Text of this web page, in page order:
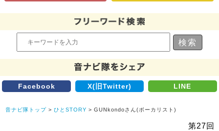
Facebook X(旧Twitter) LINE
音ナビ隊トップ >ひとSTORY > GUNkondoさん(ボーカリスト)
第27回